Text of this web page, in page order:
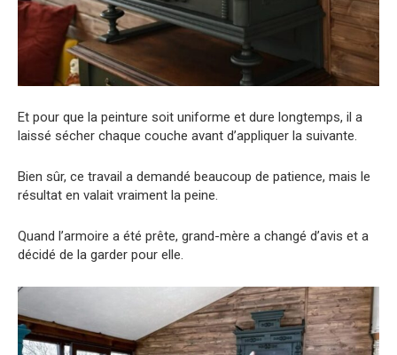
Et pour que la peinture soit uniforme et dure longtemps, il a
laissé sécher chaque couche avant d’appliquer la suivante.
Bien sûr, ce travail a demandé beaucoup de patience, mais le
résultat en valait vraiment la peine.
Quand l’armoire a été prête, grand-mère a changé d’avis et a
décidé de la garder pour elle.